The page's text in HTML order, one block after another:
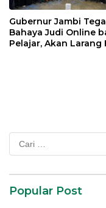
Gubernur Jambi
Bahaya Judi Online
Pelajar, Akan Larang
Popular Post